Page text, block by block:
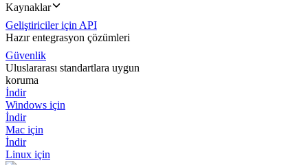
Kaynaklar
Geliştiriciler için API
Hazır entegrasyon çözümleri
Güvenlik
Uluslararası standartlara uygun
koruma
İndir
Windows için
İndir
Mac için
İndir
Linux için